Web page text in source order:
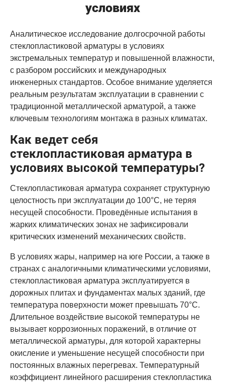
условиях
Аналитическое исследование долгосрочной работы
стеклопластиковой арматуры в условиях
экстремальных температур и повышенной влажности,
с разбором российских и международных
инженерных стандартов. Особое внимание уделяется
реальным результатам эксплуатации в сравнении с
традиционной металлической арматурой, а также
ключевым технологиям монтажа в разных климатах.
Как ведет себя
стеклопластиковая арматура в
условиях высокой температуры?
Стеклопластиковая арматура сохраняет структурную
целостность при эксплуатации до 100°C, не теряя
несущей способности. Проведённые испытания в
жарких климатических зонах не зафиксировали
критических изменений механических свойств.
В условиях жары, например на юге России, а также в
странах с аналогичными климатическими условиями,
стеклопластиковая арматура эксплуатируется в
дорожных плитах и фундаментах малых зданий, где
температура поверхности может превышать 70°C.
Длительное воздействие высокой температуры не
вызывает коррозионных поражений, в отличие от
металлической арматуры, для которой характерны
окисление и уменьшение несущей способности при
постоянных влажных перегревах. Температурный
коэффициент линейного расширения стеклопластика